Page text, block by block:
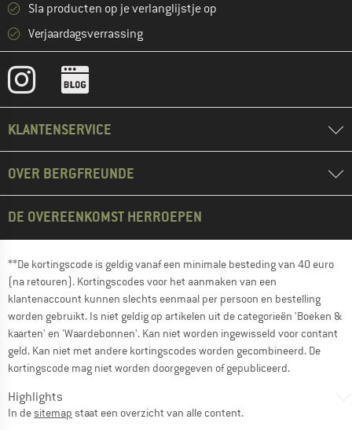
Sla producten op je verlanglijstje op
Verjaardagsverrassing
KLANTENSERVICE
OVER BERGFREUNDE
DE OVEREENKOMST HERROEPEN
**De kortingscode is geldig vanaf een minimale besteding van 40 euro
(na retouren). Kortingscodes voor het aanmaken van een
klantenaccount kunnen slechts eenmaal per persoon en bestelling
worden gebruikt. Is niet geldig op artikelen uit de categorieën 'Boeken &
kaarten' en 'Waardebonnen'. Kan niet worden ingewisseld voor contant
geld. Kan niet met andere kortingscodes worden gecombineerd. De
kortingscode mag niet worden doorgegeven of gepubliceerd.
Highlights
In desitemap staat een overzicht van alle content.